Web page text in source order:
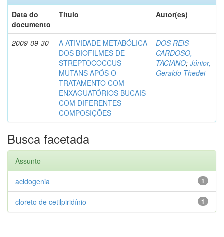
Data do
documento
Título Autor(es)
2009-09-30
A ATIVIDADE METABÓLICA
DOS BIOFILMES DE
STREPTOCOCCUS
MUTANS APÓS O
TRATAMENTO COM
ENXAGUATÓRIOS BUCAIS
COM DIFERENTES
COMPOSIÇÕES
DOS REIS
CARDOSO,
TACIANO; Júnior,
Geraldo Thedei
Busca facetada
Assunto
1
acidogenia
1
cloreto de cetilpiridínio